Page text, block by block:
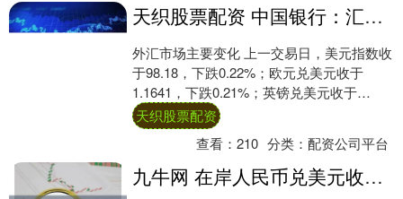
天织股票配资 中国银行：汇市观察2025年8月11日
外汇市场主要变化 上一交易日，美元指数收
于98.18，下跌0.22%；欧元兑美元收于
1.1641，下跌0.21%；英镑兑美元收于
1.3452，上涨0.06%；美....
天织股票配资
查看：210 分类：配资公司平台
九牛网 在岸人民币兑美元收盘报71818